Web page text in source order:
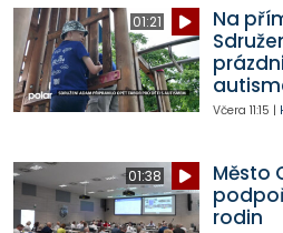
01:21
Na
Včera 11:15 |
01:38
Město
rodin